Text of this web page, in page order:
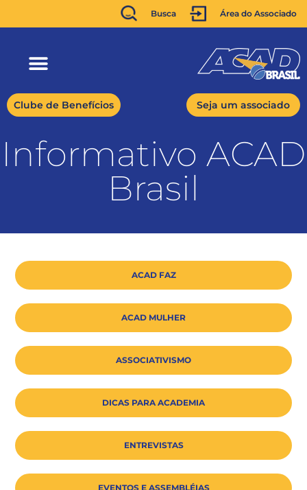
Busca Área do Associado
Clube de Benefícios Seja um associado
Informativo ACAD
Brasil
ACAD FAZ
ACAD MULHER
ASSOCIATIVISMO
DICAS PARA ACADEMIA
ENTREVISTAS
EVENTOS E ASSEMBLÉIAS